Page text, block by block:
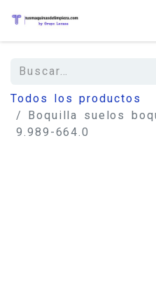
Todos los productos
Boquilla suelos
9.989-664.0